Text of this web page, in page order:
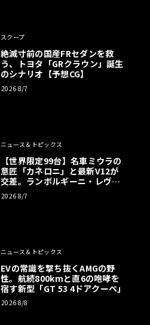
スクープ
絶滅寸前の国産FRセダンを救
う、トヨタ「GRクラウン」誕生
のシナリオ【予想CG】
2026 8/7
ニュース＆トピックス
【世界限定99台】名車ミウラの
意匠「カネロニ」と最新V12が
交差。ランボルギーニ・レヴエ
ルトに60周年記念車が登場
2026 8/7
ニュース＆トピックス
EVの常識を撃ち抜くAMGの野
性。航続800kmと直6の咆哮を
宿す新型「GT 53 4ドアクーペ」
2026 8/8